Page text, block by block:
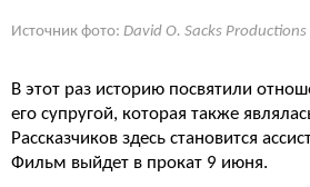
Источник фото: David O. Sacks Productions
В этот раз историю посвятили
его супругой, которая также
Рассказчиков здесь становится
Фильм выйдет в прокат 9 июня.